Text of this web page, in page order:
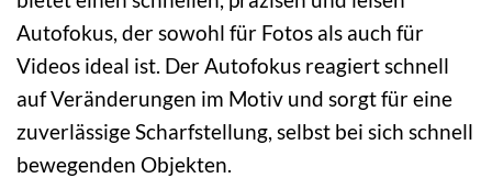
Autofokus, der sowohl für Fotos als auch für
Videos ideal ist. Der Autofokus reagiert schnell
auf Veränderungen im Motiv und sorgt für eine
zuverlässige Scharfstellung, selbst bei sich schnell
bewegenden Objekten.